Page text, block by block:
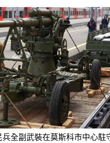
全副武裝在莫斯科市中心駐